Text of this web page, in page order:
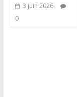
3 juin 2026
0